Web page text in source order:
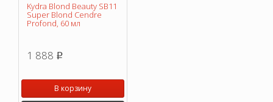
Kydra Blond Beauty SB11
Super Blond Cendre
Profond, 60 мл
1 888 p
В корзину